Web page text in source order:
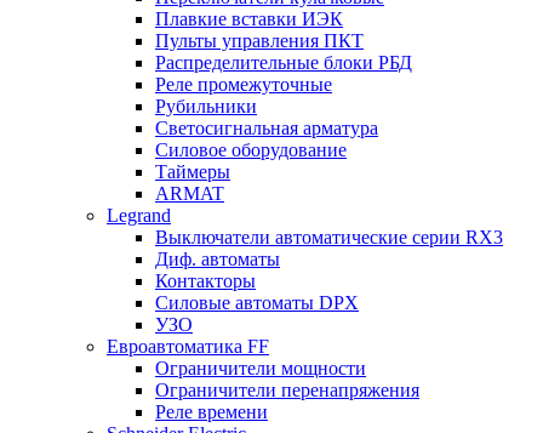
Плавкие вставки ИЭК
Пульты управления ПКТ
Распределительные блоки РБД
Реле промежуточные
Рубильники
Светосигнальная арматура
Силовое оборудование
Таймеры
ARMAT
Legrand
Выключатели автоматические серии RX3
Диф. автоматы
Контакторы
Силовые автоматы DPX
УЗО
Евроавтоматика FF
Ограничители мощности
Ограничители перенапряжения
Реле времени